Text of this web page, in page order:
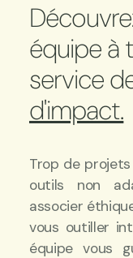
équipe à
service
d'impact.
Trop de
outils non
associer
vous outiller
équipe vous